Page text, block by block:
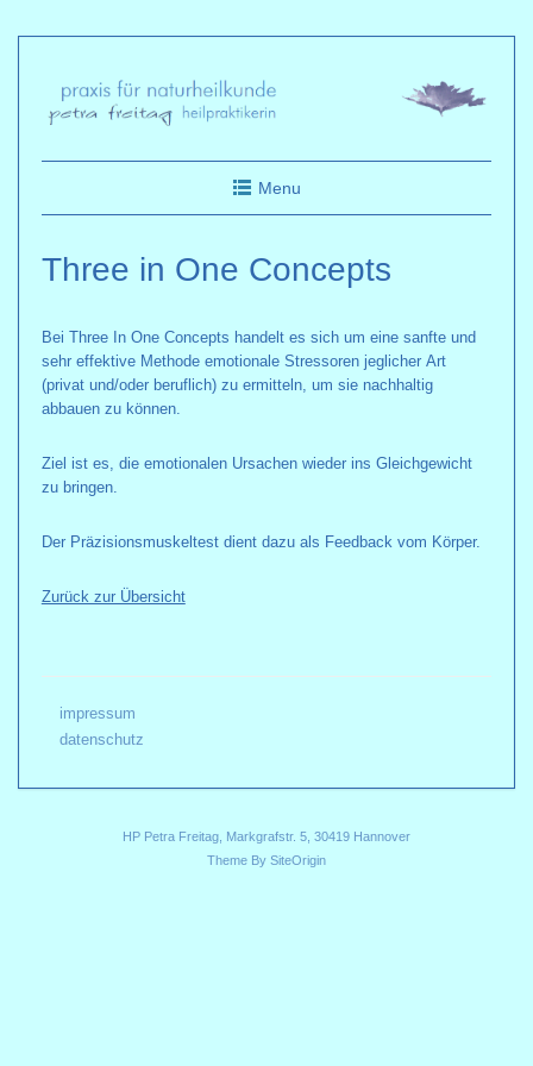
content
Menu
Three in One Concepts
Bei Three In One Concepts handelt es sich um eine sanfte und
sehr effektive Methode emotionale Stressoren jeglicher Art
(privat und/oder beruflich) zu ermitteln, um sie nachhaltig
abbauen zu können.
Ziel ist es, die emotionalen Ursachen wieder ins Gleichgewicht
zu bringen.
Der Präzisionsmuskeltest dient dazu als Feedback vom Körper.
Zurück zur Übersicht
impressum
datenschutz
HP Petra Freitag, Markgrafstr. 5, 30419 Hannover
Theme By SiteOrigin